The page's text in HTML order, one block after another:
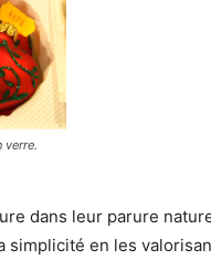
verre.
dans leur parure
simplicité en les